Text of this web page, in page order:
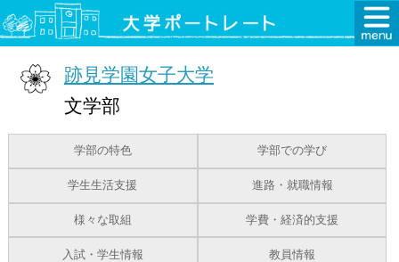
跡見学園女子大学
文学部
学部の特色 学部での学び
学生生活支援 進路・就職情報
様々な取組 学費・経済的支援
入試・学生情報 教員情報